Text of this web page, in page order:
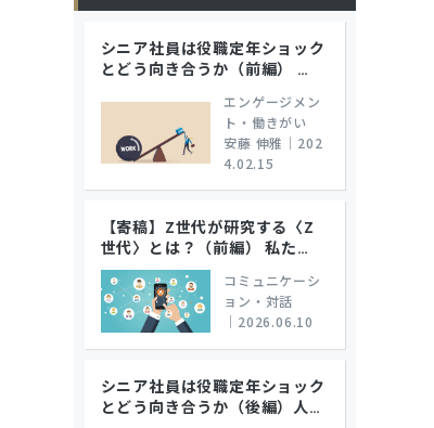
シニア社員は役職定年ショック
とどう向き合うか（前編）
…
エンゲージメン
ト・働きがい
安藤 伸雅 ｜ 202
4.02.15
【寄稿】Z世代が研究する〈Z
世代〉とは？（前編） 私た…
コミュニケーシ
ョン・対話
2026.06.10
シニア社員は役職定年ショック
とどう向き合うか（後編）人…